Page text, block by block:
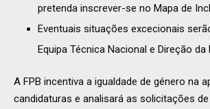
pretenda inscrever-se no Mapa de
Eventuais situações excecionais
Equipa Técnica Nacional e Direção da
A FPB incentiva a igualdade de género na
candidaturas e analisará as solicitações